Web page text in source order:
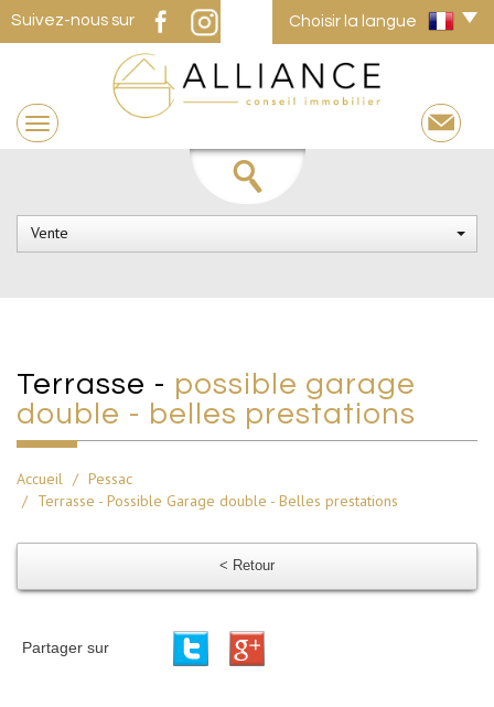
Suivez-nous sur Choisir la langue
Vente
terrasse - possible garage
double - belles prestations
Accueil
Pessac
Terrasse - Possible Garage double - Belles prestations
< Retour
Partager sur